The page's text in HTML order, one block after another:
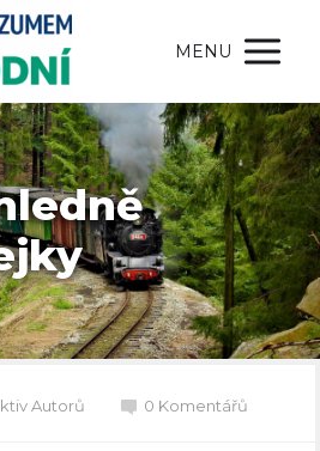
MENU
Autorů 0 Komentářů